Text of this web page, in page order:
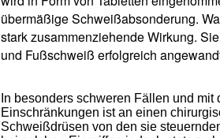
übermäßige Schweißabsonderung.
stark zusammenziehende Wirkung.
und Fußschweiß erfolgreich
In besonders schweren Fällen und
Einschränkungen ist an einen
Schweißdrüsen von den sie